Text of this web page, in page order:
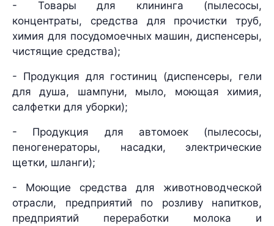
- Товары для клининга (пылесосы,
концентраты, средства для прочистки труб,
химия для посудомоечных машин, диспенсеры,
чистящие средства);
- Продукция для гостиниц (диспенсеры, гели
для душа, шампуни, мыло, моющая химия,
салфетки для уборки);
- Продукция для автомоек (пылесосы,
пеногенераторы, насадки, электрические
щетки, шланги);
- Моющие средства для животноводческой
отрасли, предприятий по розливу напитков,
предприятий переработки молока и